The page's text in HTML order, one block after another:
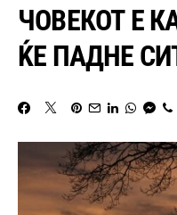
ЧОВЕКОТ Е
ЌЕ ПАДНЕ